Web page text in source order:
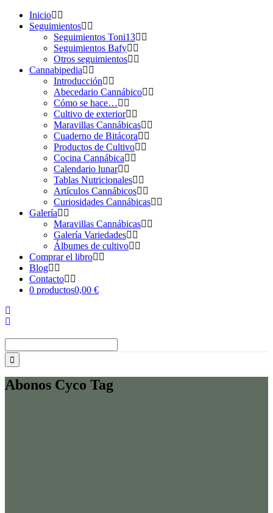
Inicio
Seguimientos
Seguimientos Toni13
Seguimientos Bafy
Otros seguimientos
Cannabipedia
Introducción
Abecedario Cannábico
Cómo se hace…
Cultivo de exterior
Maravillas Cannábicas
Cuaderno de Bitácora
Productos de Cultivo
Cocina Cannábica
Calendario lunar
Tablas Nutricionales
Artículos Cannábicos
Curiosidades Cannábicas
Galería
Maravillas Cannábicas
Galería Variedades
Álbumes de cultivo
Comprar el libro
Blog
Contacto
0 productos0,00 €
Abonos Cyco Tag